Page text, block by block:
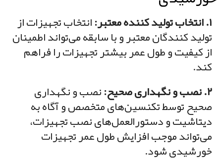
۱. انتخاب تولید کننده معتبر: انتخاب تجهیزات از
تولید کنندگان معتبر و با سابقه می‌تواند اطمینان
از کیفیت و طول عمر بیشتر تجهیزات را فراهم
کند.
۲. نصب و نگهداری صحیح:
نصب و نگهداری
صحیح توسط تکنسین‌های متخصص و آگاه به
دیتاشیت و دستورالعمل‌های نصب تجهیزات،
می‌تواند موجب افزایش طول عمر تجهیزات
خورشیدی شود.